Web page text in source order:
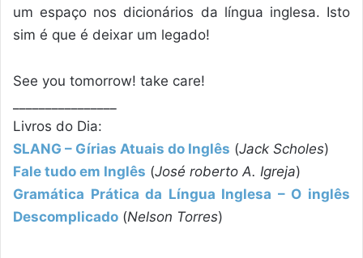
um espaço nos dicionários da língua inglesa. Isto
sim é que é deixar um legado!
See you tomorrow! take care!
Livros do Dia:
SLANG – Gírias Atuais do Inglês (Jack Scholes)
Fale tudo em Inglês (José roberto A. Igreja)
Gramática Prática da Língua Inglesa – O inglês
Descomplicado (Nelson Torres)